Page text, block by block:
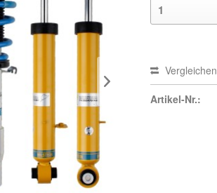
Vergleichen
Artikel-Nr.: